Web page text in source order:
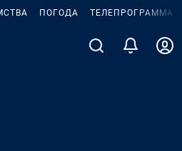
ПОГОДА ТЕЛЕПРОГРАММА